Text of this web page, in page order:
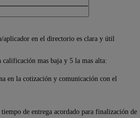
en el directorio es clara y útil
mas baja y 5 la mas alta:
en la cotización y comunicación con el
de entrega acordado para finalización de